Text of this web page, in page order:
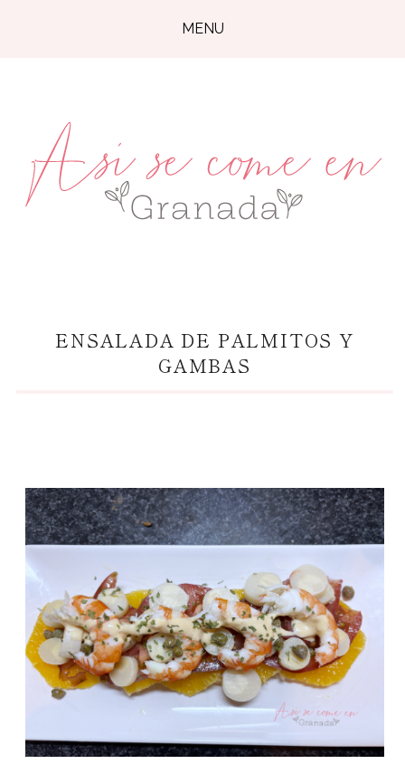
MENU
ENSALADA DE PALMITOS Y
GAMBAS